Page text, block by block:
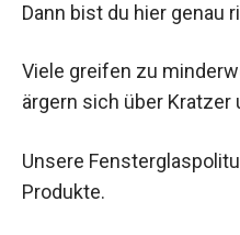
Dann bist du hier genau
Viele greifen zu
ärgern sich über Kratzer
Unsere
Produkte.